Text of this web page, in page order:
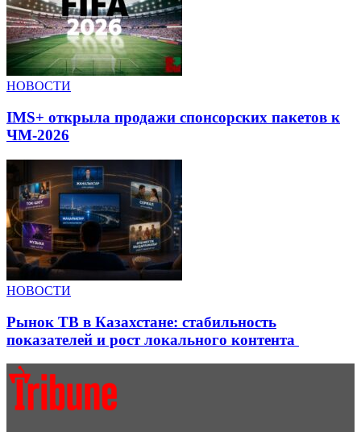
НОВОСТИ
IMS+ открыла продажи спонсорских пакетов к
ЧМ-2026
НОВОСТИ
Рынок ТВ в Казахстане: стабильность
показателей и рост локального контента